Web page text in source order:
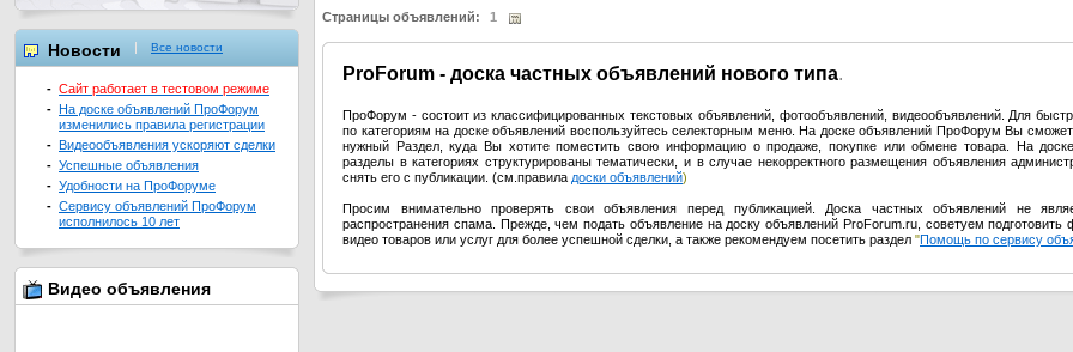
Страницы объявлений: 1
ProForum - доска частных объявлений нового типа.
ПроФорум - состоит из классифицированных текстовых объявлений, фотообъявлений, видеообъявлений. Для
по категориям на доске объявлений воспользуйтесь селекторным меню. На доске объявлений ПроФорум Вы
нужный Раздел, куда Вы хотите поместить свою информацию о продаже, покупке или обмене товара. На
разделы в категориях структурированы тематически, и в случае некорректного размещения объявления
снять его с публикации. (см.правила доски объявлений)
Просим внимательно проверять свои объявления перед публикацией. Доска частных объявлений не
распространения спама. Прежде, чем подать объявление на доску объявлений ProForum.ru, советуем подготовить
видео товаров или услуг для более успешной сделки, а также рекомендуем посетить раздел "Помощь по сервису
Новости Все новости
- Сайт работает в тестовом режиме
- На доске объявлений ПроФорум
изменились правила регистрации
- Видеообъявления ускоряют сделки
- Успешные объявления
- Удобности на ПроФоруме
- Сервису объявлений ПроФорум
исполнилось 10 лет
Видео объявления